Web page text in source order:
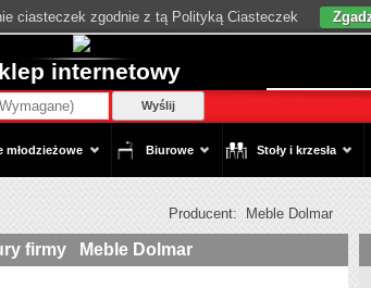
internetowy
Wyślij
młodzieżowe Biurowe Stoły i krzesła
Producent: Meble Dolmar
firmy Meble Dolmar
ciasteczek zgodnie z tą Polityką Ciasteczek